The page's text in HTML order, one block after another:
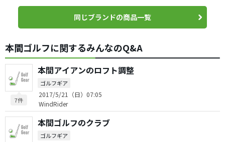
同じブランドの商品一覧
本間ゴルフに関するみんなのQ&A
7件
本間アイアンのロフト調整
ゴルフギア
2017/5/21（日）07:05
WindRider
本間ゴルフのクラブ
ゴルフギア